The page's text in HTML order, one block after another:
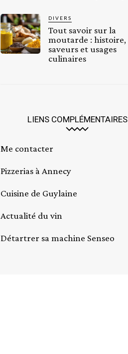
DIVERS
Tout savoir sur la
moutarde : histoire,
saveurs et usages
culinaires
LIENS COMPLÉMENTAIRES
Me contacter
Pizzerias à Annecy
Cuisine de Guylaine
Actualité du vin
Détartrer sa machine Senseo